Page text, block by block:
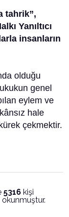
tahrik”,
Yanıltıcı
insanların
olduğu
genel
eylem ve
hale
çekmektir.
5316 kişi
okunmuştur.